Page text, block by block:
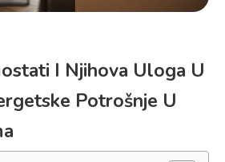
I Njihova Uloga U
Potrošnje U